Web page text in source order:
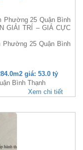
Phường 25 Quận Bình
GIẢI TRÍ – GIÁ CỰC
Phường 25 Quận Bình
giá: 53.0 tỷ
Bình Thạnh
Xem chi tiết